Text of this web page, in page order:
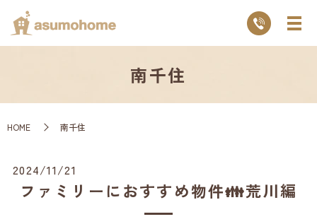
南千住
HOME 南千住
2024/11/21
ファミリーにおすすめ物件👪荒川編